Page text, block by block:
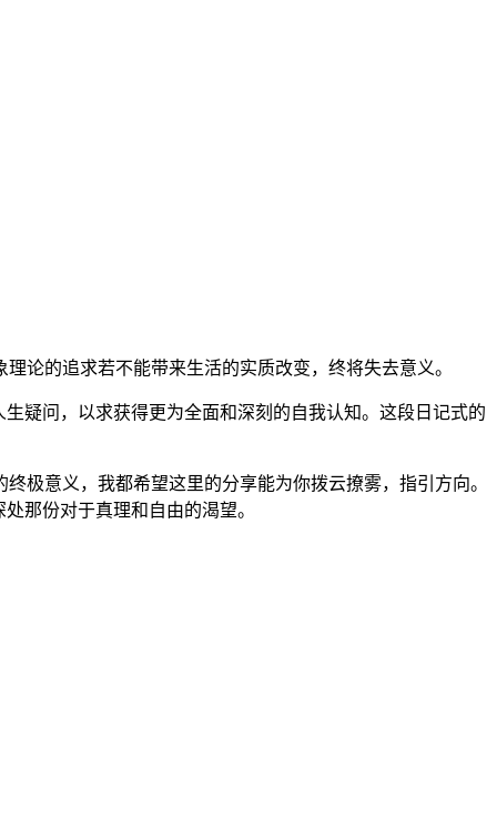
论的追求若不能带来生活的实质改变，终将失去意义。
疑问，以求获得更为全面和深刻的自我认知。这段日记式的
极意义，我都希望这里的分享能为你拨云撩雾，指引方向。
那份对于真理和自由的渴望。